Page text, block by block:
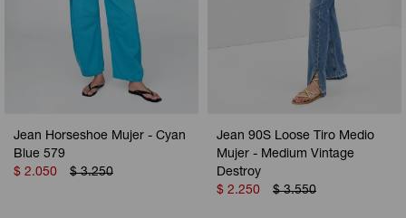
Jean Horseshoe Mujer - Cyan
Blue 579
$ 2.050 $ 3.250
Jean 90S Loose Tiro Medio
Mujer - Medium Vintage
Destroy
$ 2.250 $ 3.550